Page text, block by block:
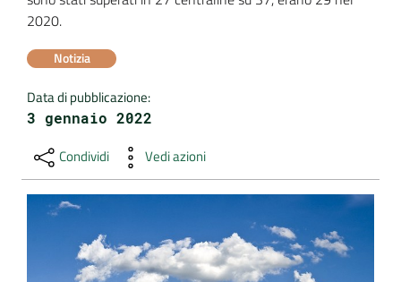
2020.
Notizia
Data di pubblicazione:
3 gennaio 2022
Condividi Vedi azioni